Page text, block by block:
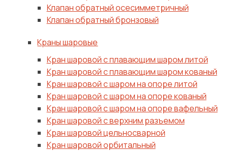
Клапан обратный осесимметричный
Клапан обратный бронзовый
Краны шаровые
Кран шаровой с плавающим шаром литой
Кран шаровой с плавающим шаром кованый
Кран шаровой с шаром на опоре литой
Кран шаровой с шаром на опоре кованый
Кран шаровой с шаром на опоре вафельный
Кран шаровой с верхним разъемом
Кран шаровой цельносварной
Кран шаровой орбитальный